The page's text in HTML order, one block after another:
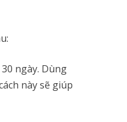
ngày. Dùng
này sẽ giúp